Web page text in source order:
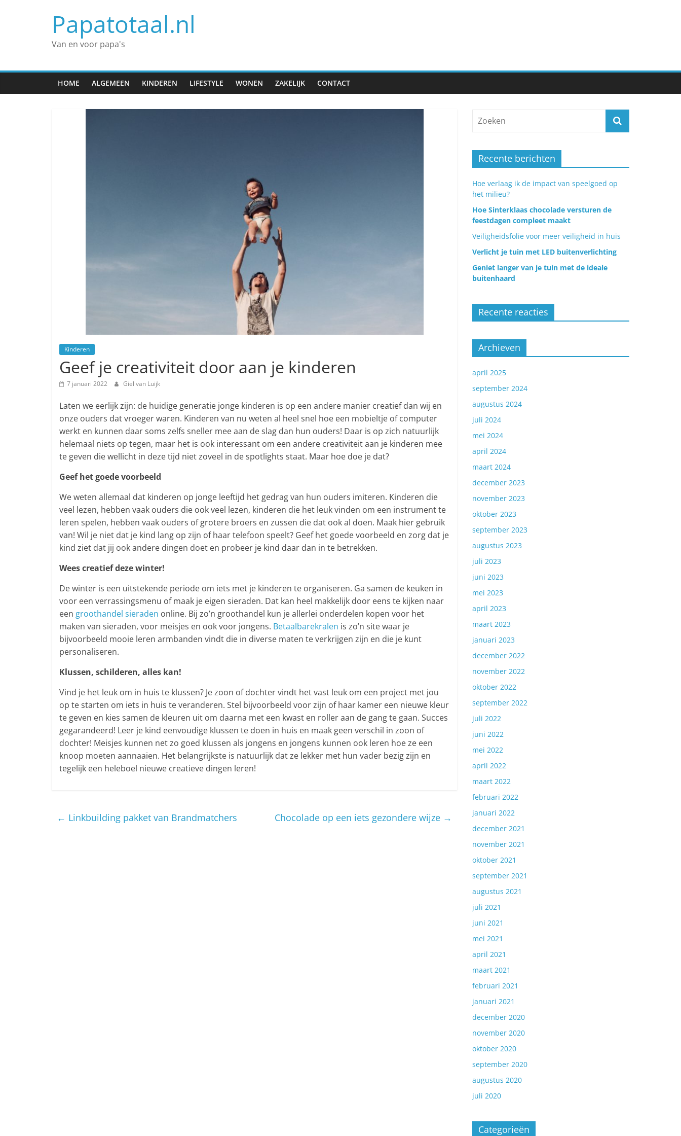
Papatotaal.nl
Van en voor papa's
HOME ALGEMEEN KINDEREN LIFESTYLE WONEN ZAKELIJK CONTACT
Kinderen
Geef je creativiteit door aan je kinderen
7 januari 2022 Giel van Luijk
Laten we eerlijk zijn: de huidige generatie jonge kinderen is op een andere manier creatief dan wij en
onze ouders dat vroeger waren. Kinderen van nu weten al heel snel hoe een mobieltje of computer
werkt en kunnen daar soms zelfs sneller mee aan de slag dan hun ouders! Daar is op zich natuurlijk
helemaal niets op tegen, maar het is ook interessant om een andere creativiteit aan je kinderen mee
te geven die wellicht in deze tijd niet zoveel in de spotlights staat. Maar hoe doe je dat?
Geef het goede voorbeeld
We weten allemaal dat kinderen op jonge leeftijd het gedrag van hun ouders imiteren. Kinderen die
veel lezen, hebben vaak ouders die ook veel lezen, kinderen die het leuk vinden om een instrument te
leren spelen, hebben vaak ouders of grotere broers en zussen die dat ook al doen. Maak hier gebruik
van! Wil je niet dat je kind lang op zijn of haar telefoon speelt? Geef het goede voorbeeld en zorg dat je
kind ziet dat jij ook andere dingen doet en probeer je kind daar dan in te betrekken.
Wees creatief deze winter!
De winter is een uitstekende periode om iets met je kinderen te organiseren. Ga samen de keuken in
voor een verrassingsmenu of maak je eigen sieraden. Dat kan heel makkelijk door eens te kijken naar
een groothandel sieraden online. Bij zo’n groothandel kun je allerlei onderdelen kopen voor het
maken van sieraden, voor meisjes en ook voor jongens. Betaalbarekralen is zo’n site waar je
bijvoorbeeld mooie leren armbanden vindt die in diverse maten te verkrijgen zijn en die je kunt
personaliseren.
Klussen, schilderen, alles kan!
Vind je het leuk om in huis te klussen? Je zoon of dochter vindt het vast leuk om een project met jou
op te starten om iets in huis te veranderen. Stel bijvoorbeeld voor zijn of haar kamer een nieuwe kleur
te geven en kies samen de kleuren uit om daarna met een kwast en roller aan de gang te gaan. Succes
gegarandeerd! Leer je kind eenvoudige klussen te doen in huis en maak geen verschil in zoon of
dochter! Meisjes kunnen net zo goed klussen als jongens en jongens kunnen ook leren hoe ze een
knoop moeten aannaaien. Het belangrijkste is natuurlijk dat ze lekker met hun vader bezig zijn en
tegelijk een heleboel nieuwe creatieve dingen leren!
← Linkbuilding pakket van Brandmatchers Chocolade op een iets gezondere wijze →
Recente berichten
Hoe verlaag ik de impact van speelgoed op
het milieu?
Hoe Sinterklaas chocolade versturen de
feestdagen compleet maakt
Veiligheidsfolie voor meer veiligheid in huis
Verlicht je tuin met LED buitenverlichting
Geniet langer van je tuin met de ideale
buitenhaard
Recente reacties
Archieven
april 2025
september 2024
augustus 2024
juli 2024
mei 2024
april 2024
maart 2024
december 2023
november 2023
oktober 2023
september 2023
augustus 2023
juli 2023
juni 2023
mei 2023
april 2023
maart 2023
januari 2023
december 2022
november 2022
oktober 2022
september 2022
juli 2022
juni 2022
mei 2022
april 2022
maart 2022
februari 2022
januari 2022
december 2021
november 2021
oktober 2021
september 2021
augustus 2021
juli 2021
juni 2021
mei 2021
april 2021
maart 2021
februari 2021
januari 2021
december 2020
november 2020
oktober 2020
september 2020
augustus 2020
juli 2020
Categorieën